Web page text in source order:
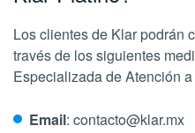
Los clientes de Klar podrán
través de los siguientes
Especializada de Atención
Email: contacto@klar.mx